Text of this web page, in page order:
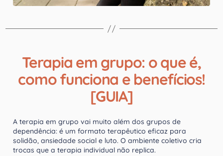
Terapia em grupo: o que é,
como funciona e benefícios!
[GUIA]
A terapia em grupo vai muito além dos grupos de
dependência: é um formato terapêutico eficaz para
solidão, ansiedade social e luto. O ambiente coletivo cria
trocas que a terapia individual não replica.